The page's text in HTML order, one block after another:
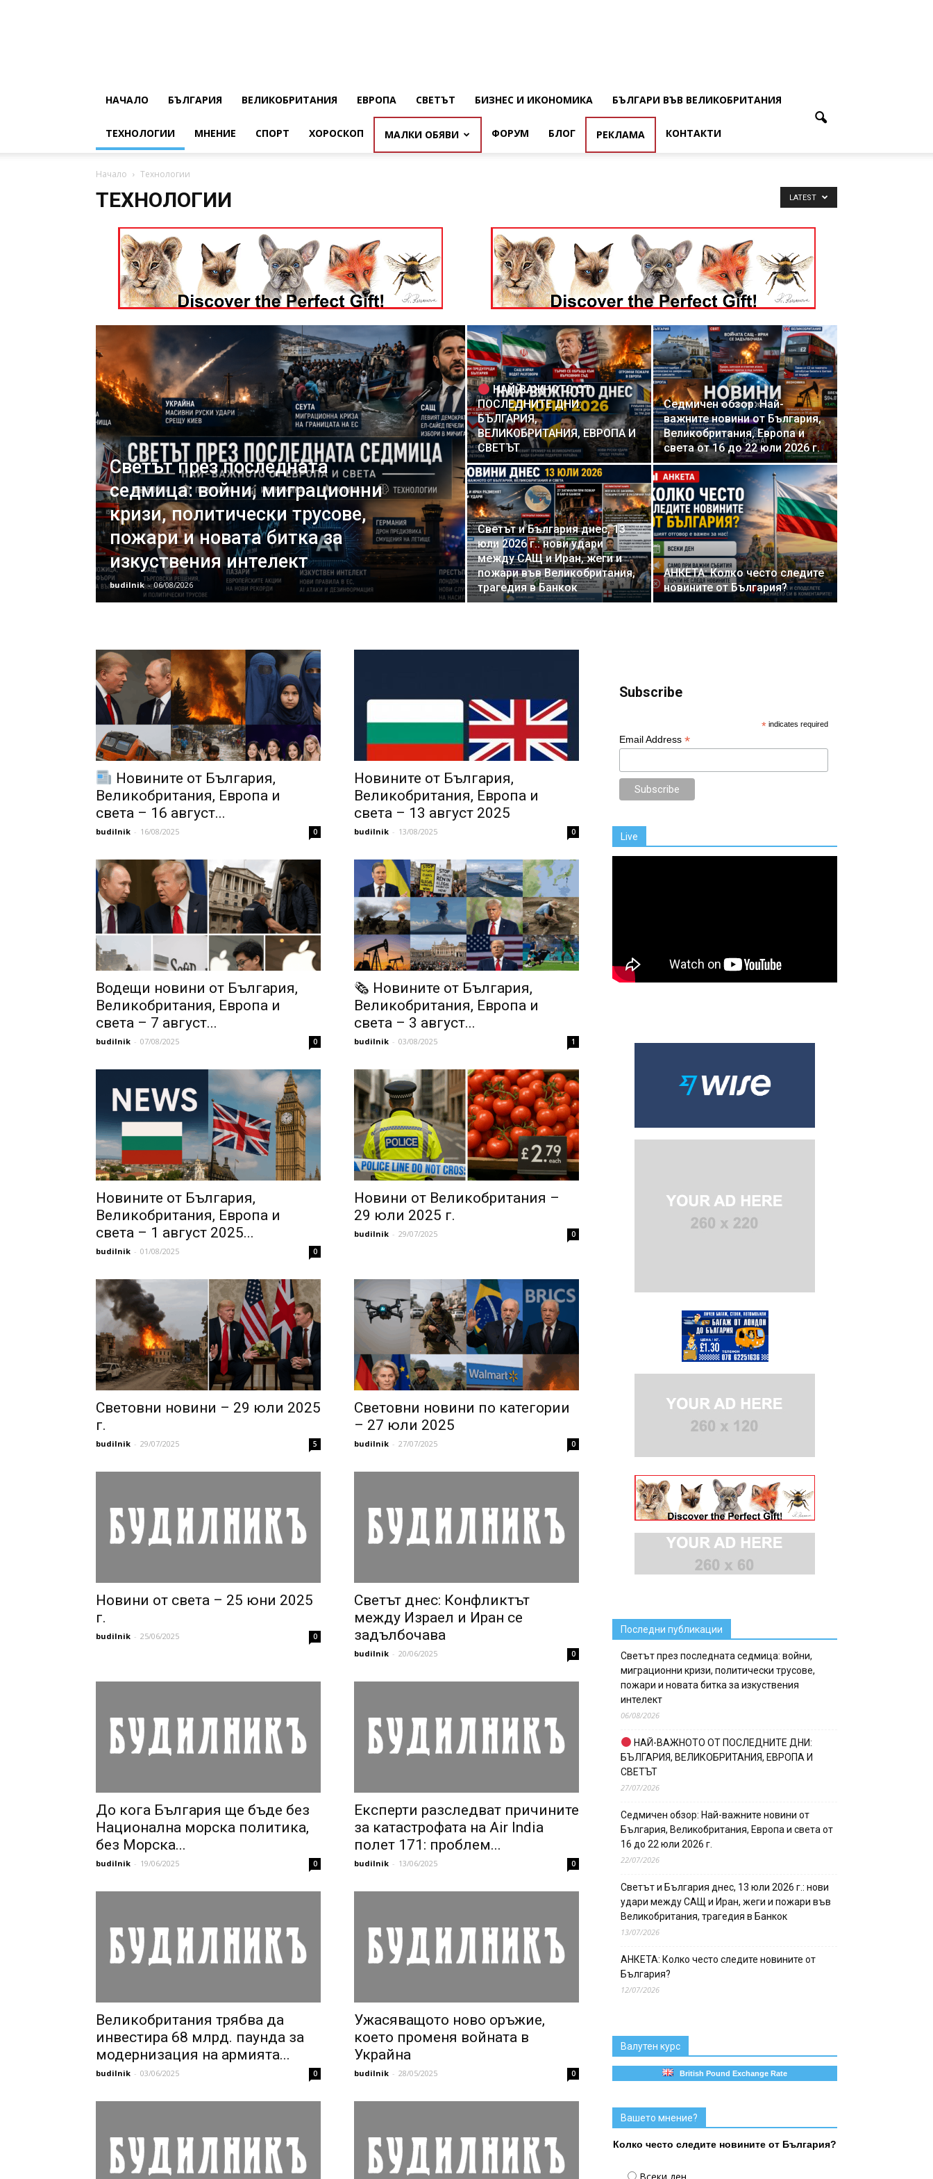
НАЧАЛО БЪЛГАРИЯ ВЕЛИКОБРИТАНИЯ ЕВРОПА СВЕТЪТ БИЗНЕС И ИКОНОМИКА БЪЛГАРИ ВЪВ ВЕЛИКОБРИТАНИЯ
ТЕХНОЛОГИИ МНЕНИЕ СПОРТ ХОРОСКОП МАЛКИ ОБЯВИ ФОРУМ БЛОГ РЕКЛАМА КОНТАКТИ
Начало Технологии
ТЕХНОЛОГИИ LATEST
Светът през последната
седмица: войни, миграционни
кризи, политически трусове,
пожари и новата битка за
изкуствения интелект
budilnik - 06/08/2026
НАЙ-ВАЖНОТО ОТ
ПОСЛЕДНИТЕ ДНИ:
БЪЛГАРИЯ,
ВЕЛИКОБРИТАНИЯ, ЕВРОПА И
СВЕТЪТ
Седмичен обзор: Най-
важните новини от България,
Великобритания, Европа и
света от 16 до 22 юли 2026 г.
Светът и България днес, 13
юли 2026 г.: нови удари
между САЩ и Иран, жеги и
пожари във Великобритания,
трагедия в Банкок
АНКЕТА: Колко често следите
новините от България?
Новините от България,
Великобритания, Европа и
света – 16 август...
budilnik - 16/08/2025 0
Новините от България,
Великобритания, Европа и
света – 13 август 2025
budilnik - 13/08/2025 0
Водещи новини от България,
Великобритания, Европа и
света – 7 август...
budilnik - 07/08/2025 0
🗞 Новините от България,
Великобритания, Европа и
света – 3 август...
budilnik - 03/08/2025 1
Новините от България,
Великобритания, Европа и
света – 1 август 2025...
budilnik - 01/08/2025 0
Новини от Великобритания –
29 юли 2025 г.
budilnik - 29/07/2025 0
Световни новини – 29 юли 2025
г.
budilnik - 29/07/2025 5
Световни новини по категории
– 27 юли 2025
budilnik - 27/07/2025 0
Новини от света – 25 юни 2025
г.
budilnik - 25/06/2025 0
Светът днес: Конфликтът
между Израел и Иран се
задълбочава
budilnik - 20/06/2025 0
До кога България ще бъде без
Национална морска политика,
без Морска...
budilnik - 19/06/2025 0
Експерти разследват причините
за катастрофата на Air India
полет 171: проблем...
budilnik - 13/06/2025 0
Великобритания трябва да
инвестира 68 млрд. паунда за
модернизация на армията...
budilnik - 03/06/2025 0
Ужасяващото ново оръжие,
което променя войната в
Украйна
budilnik - 28/05/2025 0
Subscribe
* indicates required
Email Address *
Live
Последни публикации
Светът през последната седмица: войни,
миграционни кризи, политически трусове,
пожари и новата битка за изкуствения
интелект
06/08/2026
НАЙ-ВАЖНОТО ОТ ПОСЛЕДНИТЕ ДНИ:
БЪЛГАРИЯ, ВЕЛИКОБРИТАНИЯ, ЕВРОПА И
СВЕТЪТ
27/07/2026
Седмичен обзор: Най-важните новини от
България, Великобритания, Европа и света от
16 до 22 юли 2026 г.
22/07/2026
Светът и България днес, 13 юли 2026 г.: нови
удари между САЩ и Иран, жеги и пожари във
Великобритания, трагедия в Банкок
13/07/2026
АНКЕТА: Колко често следите новините от
България?
12/07/2026
Валутен курс
British Pound Exchange Rate
Вашето мнение?
Колко често следите новините от България?